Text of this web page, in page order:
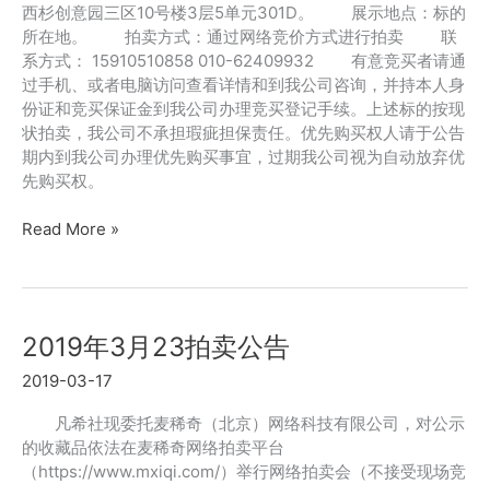
西杉创意园三区10号楼3层5单元301D。 展示地点：标的
所在地。 拍卖方式：通过网络竞价方式进行拍卖 联
系方式： 15910510858 010-62409932 有意竞买者请通
过手机、或者电脑访问查看详情和到我公司咨询，并持本人身
份证和竞买保证金到我公司办理竞买登记手续。上述标的按现
状拍卖，我公司不承担瑕疵担保责任。优先购买权人请于公告
期内到我公司办理优先购买事宜，过期我公司视为自动放弃优
先购买权。
2019
拍
卖
Read More »
2019年3月23拍卖公告
2019-03-17
凡希社现委托麦稀奇（北京）网络科技有限公司，对公示
的收藏品依法在麦稀奇网络拍卖平台
（https://www.mxiqi.com/）举行网络拍卖会（不接受现场竞